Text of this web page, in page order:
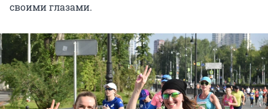
своими глазами.